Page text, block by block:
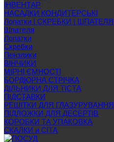
ІНВЕНТАР
НАСАДКИ КОНДИТЕРСЬКІ
Лопатки | СКРЕБКИ | ШПАТЕЛЯ
Шпателя
Лопатки
Скребки
Пензлики
ВІНЧИКИ
МІРНІ ЄМНОСТІ
БОРДЮРНА СТРІЧКА
ДІЛЬНИКИ ДЛЯ ТІСТА
ПІДСТАВКИ
РЕШІТКИ ДЛЯ ГЛАЗУРУВАННЯ
ПІДЛОЖКИ ДЛЯ ДЕСЕРТІВ
КОРОБКИ ТА УПАКОВКА
СКАЛКИ и СІТА